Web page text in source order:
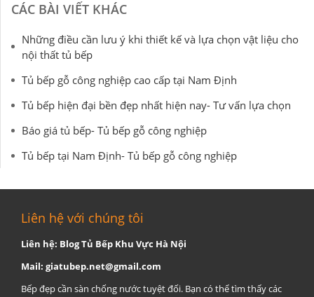
CÁC BÀI VIẾT KHÁC
Những điều cần lưu ý khi thiết kế và lựa chọn vật liệu cho
nội thất tủ bếp
Tủ bếp gỗ công nghiệp cao cấp tại Nam Định
Tủ bếp hiện đại bền đẹp nhất hiện nay- Tư vấn lựa chọn
Báo giá tủ bếp- Tủ bếp gỗ công nghiệp
Tủ bếp tại Nam Định- Tủ bếp gỗ công nghiệp
Liên hệ với chúng tôi
Liên hệ: Blog Tủ Bếp Khu Vực Hà Nội
Mail: giatubep.net@gmail.com
Bếp đẹp cần sàn chống nước tuyệt đối. Bạn có thể tìm thấy các